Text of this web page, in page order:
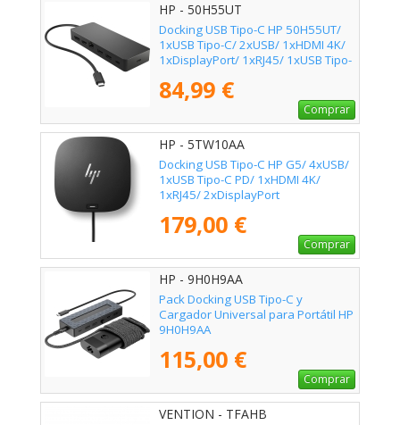
HP - 50H55UT
Docking USB Tipo-C HP 50H55UT/
1xUSB Tipo-C/ 2xUSB/ 1xHDMI 4K/
1xDisplayPort/ 1xRJ45/ 1xUSB Tipo-
84,99 €
Comprar
HP - 5TW10AA
Docking USB Tipo-C HP G5/ 4xUSB/
1xUSB Tipo-C PD/ 1xHDMI 4K/
1xRJ45/ 2xDisplayPort
179,00 €
Comprar
HP - 9H0H9AA
Pack Docking USB Tipo-C y
Cargador Universal para Portátil HP
9H0H9AA
115,00 €
Comprar
VENTION - TFAHB